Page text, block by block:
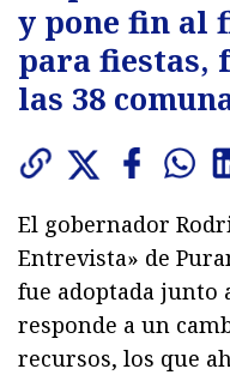
y pone fin al
para fiestas,
las 38
El gobernador
Entrevista» de
fue adoptada junto
responde a un
recursos, los que